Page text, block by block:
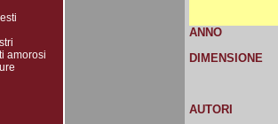
amorosi
ANNO
DIMENSIONE
AUTORI